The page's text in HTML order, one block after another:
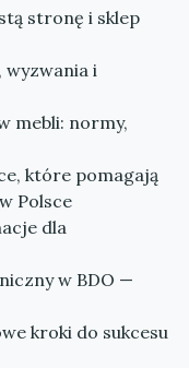
stronę i sklep
wyzwania i
mebli: normy,
które pomagają
Polsce
dla
w BDO —
kroki do sukcesu